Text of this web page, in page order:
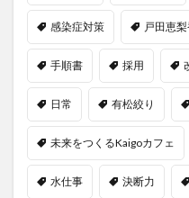
感染症対策 戸田恵
手順書 採用
日常 有松絞り
未来をつくるKaigoカフェ
水仕事 決断力